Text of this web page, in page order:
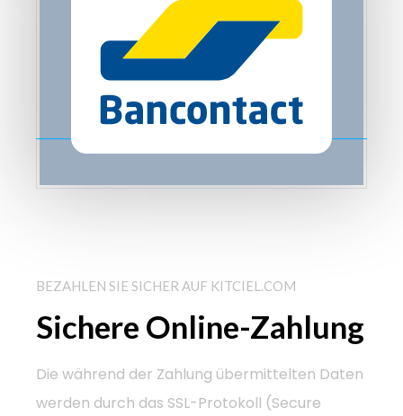
BEZAHLEN SIE SICHER AUF KITCIEL.COM
Sichere Online-Zahlung
Die während der Zahlung übermittelten Daten
werden durch das SSL-Protokoll (Secure